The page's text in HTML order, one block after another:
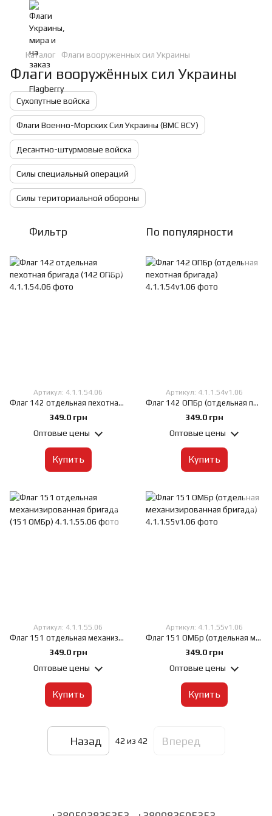
Каталог Флаги вооруженных сил Украины
Флаги вооружённых сил Украины
Сухопутные войска
Флаги Военно-Морских Сил Украины (ВМС ВСУ)
Десантно-штурмовые войска
Силы специальный операций
Силы териториальной обороны
Фильтр По популярности
Артикул: 4.1.1.54.06
Флаг 142 отдельная пехотная бригада (142 ОПБр), 60х90 см, Габардин 120 г/м², Сублимационная печать, односторонний, Карман под древко слева
349.0 грн
Оптовые цены
Купить
Артикул: 4.1.1.54v1.06
Флаг 142 ОПБр (отдельная пехотная бригада), 60х90 см, Габардин 120 г/м², Сублимационная печать, односторонний, Карман под древко слева
349.0 грн
Оптовые цены
Купить
Артикул: 4.1.1.55.06
Флаг 151 отдельная механизированная бригада (151 ОМБр), 60х90 см, Габардин 120 г/м², Сублимационная печать, односторонний, Карман под древко слева
349.0 грн
Оптовые цены
Купить
Артикул: 4.1.1.55v1.06
Флаг 151 ОМБр (отдельная механизированная бригада), 60х90 см, Габардин 120 г/м², Сублимационная печать, односторонний, Карман под древко слева
349.0 грн
Оптовые цены
Купить
Назад 42 из 42 Вперед